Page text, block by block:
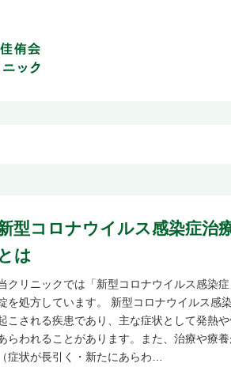
型コロナウイルス感染症治
とは
クリニックでは「新型コロナウイルス感染
を処方しています。 新型コロナウイルス感
こされる疾患であり、主な症状として発熱
らわれることがあります。また、治療や療
（症状が長引く・新たにあらわ…